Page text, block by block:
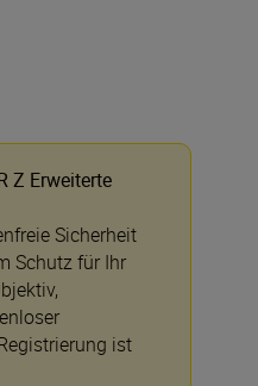
Z Erweiterte
Sicherheit
Schutz für Ihr
ist